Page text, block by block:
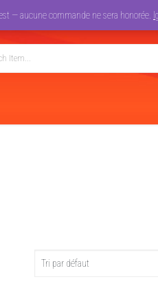
— aucune commande ne sera honorée.